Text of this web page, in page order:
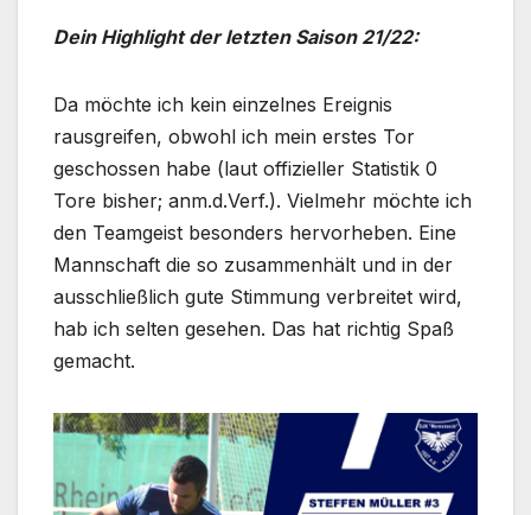
Dein Highlight der letzten Saison 21/22:
Da möchte ich kein einzelnes Ereignis
rausgreifen, obwohl ich mein erstes Tor
geschossen habe (laut offizieller Statistik 0
Tore bisher; anm.d.Verf.). Vielmehr möchte ich
den Teamgeist besonders hervorheben. Eine
Mannschaft die so zusammenhält und in der
ausschließlich gute Stimmung verbreitet wird,
hab ich selten gesehen. Das hat richtig Spaß
gemacht.